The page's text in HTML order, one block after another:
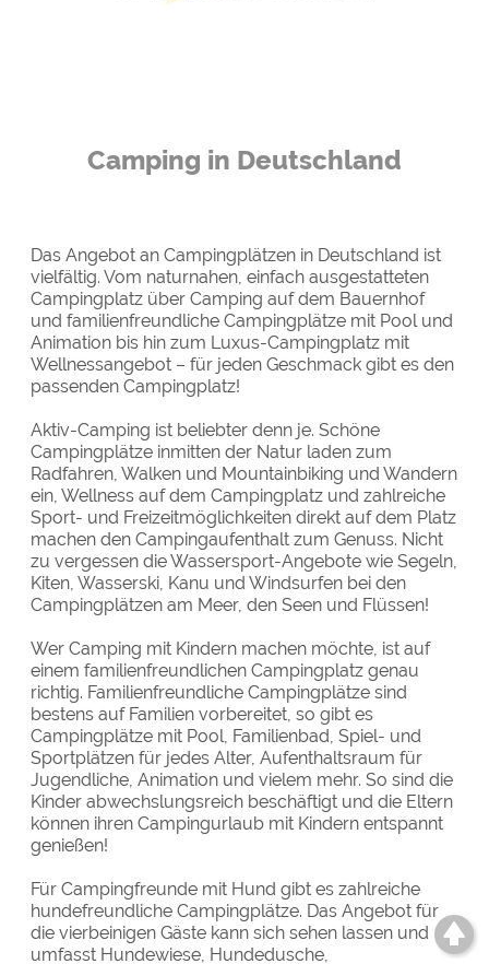
Camping in Deutschland
Das Angebot an Campingplätzen in Deutschland ist
vielfältig. Vom naturnahen, einfach ausgestatteten
Campingplatz über Camping auf dem Bauernhof
und familienfreundliche Campingplätze mit Pool und
Animation bis hin zum Luxus-Campingplatz mit
Wellnessangebot – für jeden Geschmack gibt es den
passenden Campingplatz!
Aktiv-Camping ist beliebter denn je. Schöne
Campingplätze inmitten der Natur laden zum
Radfahren, Walken und Mountainbiking und Wandern
ein, Wellness auf dem Campingplatz und zahlreiche
Sport- und Freizeitmöglichkeiten direkt auf dem Platz
machen den Campingaufenthalt zum Genuss. Nicht
zu vergessen die Wassersport-Angebote wie Segeln,
Kiten, Wasserski, Kanu und Windsurfen bei den
Campingplätzen am Meer, den Seen und Flüssen!
Wer Camping mit Kindern machen möchte, ist auf
einem familienfreundlichen Campingplatz genau
richtig. Familienfreundliche Campingplätze sind
bestens auf Familien vorbereitet, so gibt es
Campingplätze mit Pool, Familienbad, Spiel- und
Sportplätzen für jedes Alter, Aufenthaltsraum für
Jugendliche, Animation und vielem mehr. So sind die
Kinder abwechslungsreich beschäftigt und die Eltern
können ihren Campingurlaub mit Kindern entspannt
genießen!
Für Campingfreunde mit Hund gibt es zahlreiche
hundefreundliche Campingplätze. Das Angebot für
die vierbeinigen Gäste kann sich sehen lassen und
umfasst Hundewiese, Hundedusche,